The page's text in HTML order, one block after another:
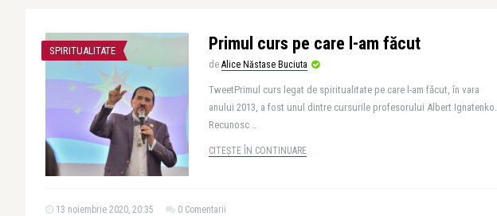
SPIRITUALITATE Primul curs pe care l-am făcut
de Alice Năstase Buciuta
TweetPrimul curs legat de spiritualitate pe care l-am făcut, în vara
anului 2013, a fost unul dintre cursurile profesorului Albert Ignatenko.
Recunosc ..
CITEȘTE ÎN CONTINUARE
13 noiembrie 2020, 20:35 0 Comentarii